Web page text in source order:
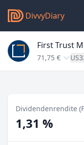
DivvyDiary
First Trust
71,75 €
Dividendenrendite
1,31 %